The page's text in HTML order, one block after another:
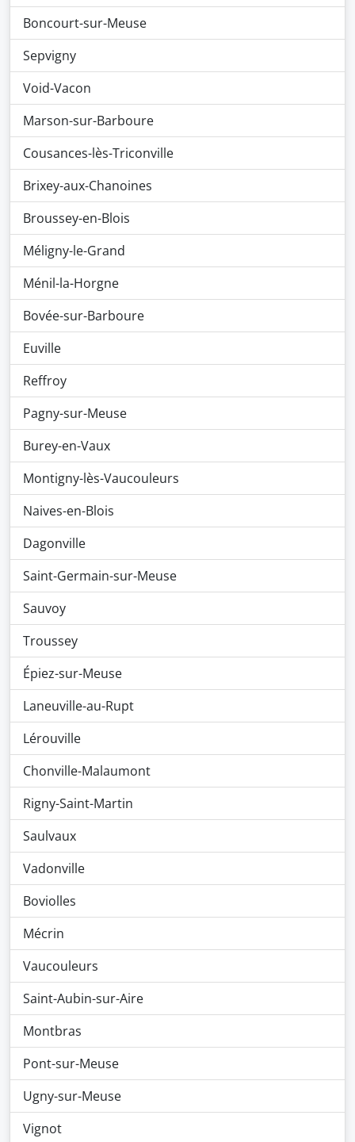
Boncourt-sur-Meuse
Sepvigny
Void-Vacon
Marson-sur-Barboure
Cousances-lès-Triconville
Brixey-aux-Chanoines
Broussey-en-Blois
Méligny-le-Grand
Ménil-la-Horgne
Bovée-sur-Barboure
Euville
Reffroy
Pagny-sur-Meuse
Burey-en-Vaux
Montigny-lès-Vaucouleurs
Naives-en-Blois
Dagonville
Saint-Germain-sur-Meuse
Sauvoy
Troussey
Épiez-sur-Meuse
Laneuville-au-Rupt
Lérouville
Chonville-Malaumont
Rigny-Saint-Martin
Saulvaux
Vadonville
Boviolles
Mécrin
Vaucouleurs
Saint-Aubin-sur-Aire
Montbras
Pont-sur-Meuse
Ugny-sur-Meuse
Vignot